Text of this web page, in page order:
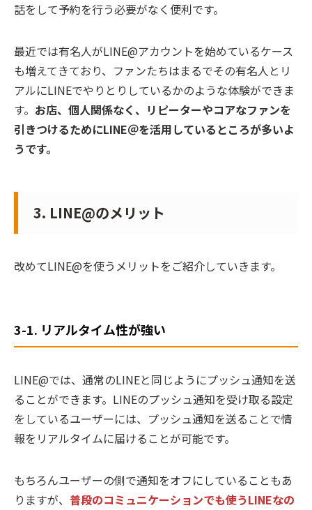
話をして予約を行う必要がなく便利です。
最近では有名人がLINE@アカウントを始めているケース
も増えてきており、ファンたちはまるでその有名人とリ
アルにLINEでやりとりしているかのような体験ができま
す。 お店、個人関係なく、リピーターやコアなファンを
引きつけるためにLINE＠を活用しているところが多いよ
うです。
3. LINE@のメリット
改めてLINE@を使うメリットをご紹介していきます。
3-1. リアルタイム性が強い
LINE@では、通常のLINEと同じようにプッシュ通知を送
ることができます。LINEのプッシュ通知を受け取る設定
をしているユーザーには、プッシュ通知を送ることで情
報をリアルタイムに届けることが可能です。
もちろんユーザーの側で通知をオフにしていることもあ
りますが、 普段のコミュニケーションでも使うLINEなの